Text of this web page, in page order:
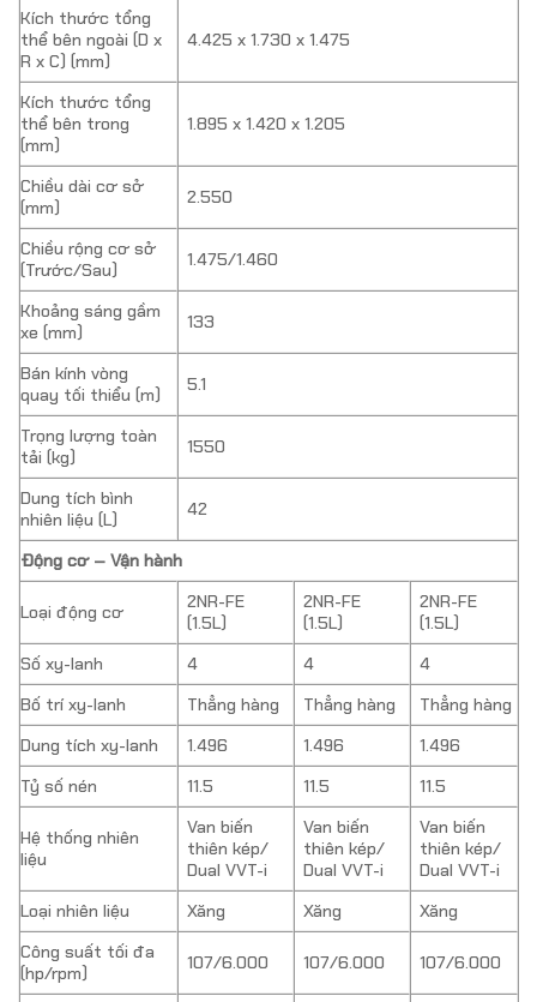
Kích thước tổng
thể bên ngoài (D x
R x C) (mm)
4.425 x 1.730 x 1.475
Kích thước tổng
thể bên trong
(mm)
1.895 x 1.420 x 1.205
Chiều dài cơ sở
(mm)
2.550
Chiều rộng cơ sở
(Trước/Sau)
1.475/1.460
Khoảng sáng gầm
xe (mm)
133
Bán kính vòng
quay tối thiểu (m)
5.1
Trọng lượng toàn
tải (kg)
1550
Dung tích bình
nhiên liệu (L)
42
Động cơ – Vận hành
Loại động cơ
2NR-FE
(1.5L)
2NR-FE
(1.5L)
2NR-FE
(1.5L)
Số xy-lanh
4 4
4
Bố trí xy-lanh
Thẳng hàng Thẳng hàng
Thẳng hàng
Dung tích xy-lanh
1.496 1.496
1.496
Tỷ số nén
11.5 11.5 11.5
Hệ thống nhiên
liệu
Van biến
thiên kép/
Dual VVT-i
Van biến
thiên kép/
Dual VVT-i
Van biến
thiên kép/
Dual VVT-i
Loại nhiên liệu
Xăng Xăng
Xăng
Công suất tối đa
(hp/rpm)
107/6.000 107/6.000 107/6.000